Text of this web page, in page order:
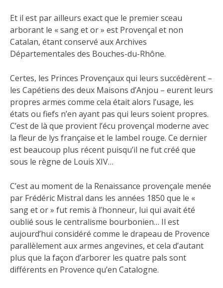
Et il est par ailleurs exact que le premier sceau
arborant le « sang et or » est Provençal et non
Catalan, étant conservé aux Archives
Départementales des Bouches-du-Rhône.
Certes, les Princes Provençaux qui leurs succédèrent –
les Capétiens des deux Maisons d’Anjou – eurent leurs
propres armes comme cela était alors l’usage, les
états ou fiefs n’en ayant pas qui leurs soient propres.
C’est de là que provient l’écu provençal moderne avec
la fleur de lys française et le lambel rouge. Ce dernier
est beaucoup plus récent puisqu’il ne fut créé que
sous le règne de Louis XIV…
C’est au moment de la Renaissance provençale menée
par Frédéric Mistral dans les années 1850 que le «
sang et or » fut remis à l’honneur, lui qui avait été
oublié sous le centralisme bourbonien… Il est
aujourd’hui considéré comme le drapeau de Provence
parallèlement aux armes angevines, et cela d’autant
plus que la façon d’arborer les quatre pals sont
différents en Provence qu’en Catalogne.